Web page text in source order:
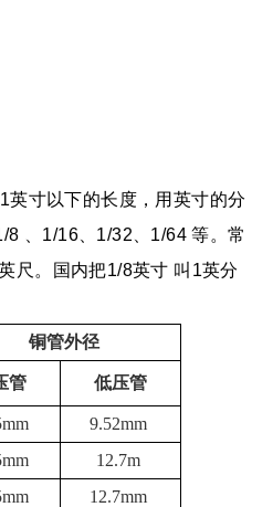
1英寸以下的长度，用英寸的分
8 1/16 1/32 1/64等。常
尺。国内把1/8英寸 叫 1英分
铜管外径
管 低压管
9.52mm
12.7m
12.7mm